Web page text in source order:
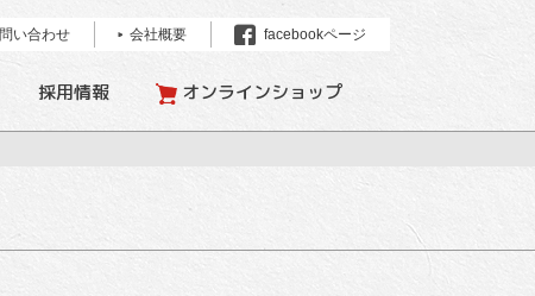
採用情報 オンラインショップ
い合わせ 会社概要 facebookページ